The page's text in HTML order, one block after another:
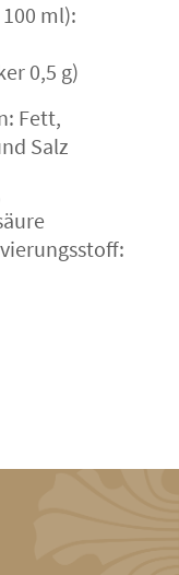
ml):
0,5 g)
Fett,
Salz